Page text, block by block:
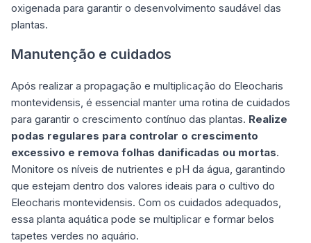
oxigenada para garantir o desenvolvimento saudável das
plantas.
Manutenção e cuidados
Após realizar a propagação e multiplicação do Eleocharis
montevidensis, é essencial manter uma rotina de cuidados
para garantir o crescimento contínuo das plantas. Realize
podas regulares para controlar o crescimento
excessivo e remova folhas danificadas ou mortas.
Monitore os níveis de nutrientes e pH da água, garantindo
que estejam dentro dos valores ideais para o cultivo do
Eleocharis montevidensis. Com os cuidados adequados,
essa planta aquática pode se multiplicar e formar belos
tapetes verdes no aquário.